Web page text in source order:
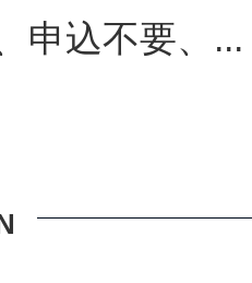
申込不要、...